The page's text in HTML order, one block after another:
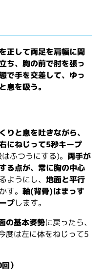
正して両足を肩幅に開
ち、胸の前で肘を張っ
で手を交差して、ゆっ
息を吸う。
りと息を吐きながら、
にねじって5秒キープ
はふつうにする)。両手が
る点が、常に胸の中心
ようにし、地面と平行
す。軸(背骨)はまっす
プします。
の基本姿勢に戻ったら、
度は左に体をねじって5
）